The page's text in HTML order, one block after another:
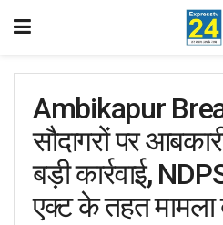
Ambikapur
सौदागरों पर
बड़ी कार्रवाई,
एक्ट के तहत मामला